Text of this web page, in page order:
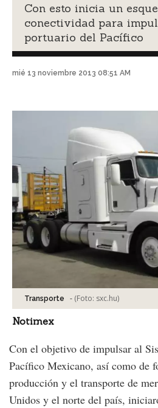
Con esto inicia un
conectividad para
portuario del Pacífico
mié 13 noviembre 2013 08:51 AM
Transporte - (Foto: sxc.hu)
Notimex
Con el objetivo de impulsar al
Pacífico Mexicano, así como de
producción y el transporte de
Unidos y el norte del país,